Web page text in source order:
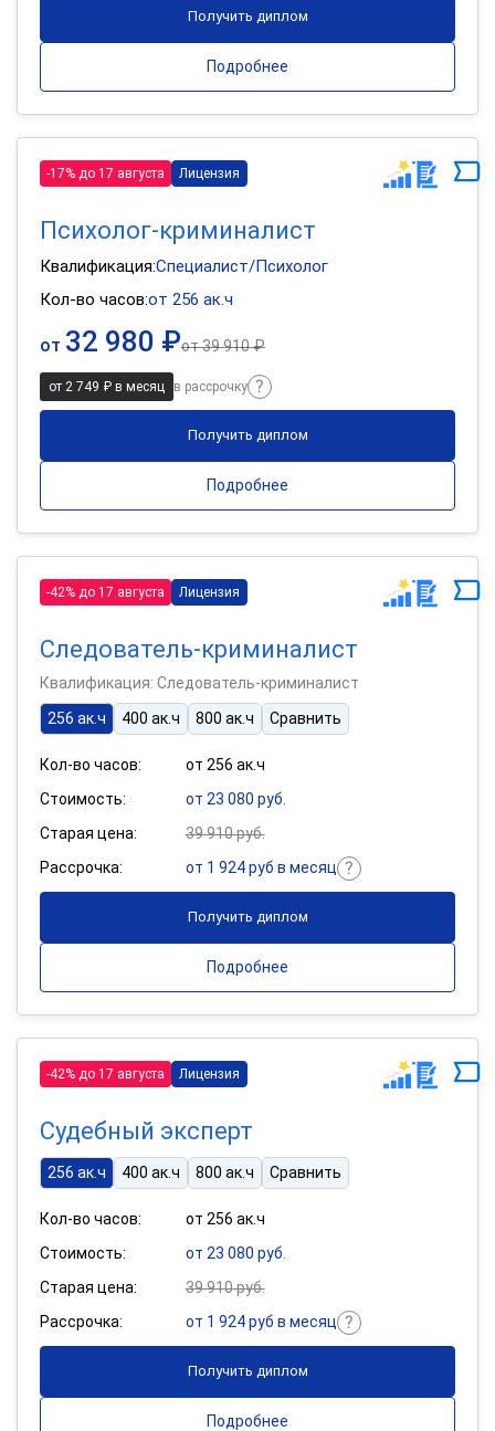
Получить диплом
Подробнее
-17% до 17 августа Лицензия
Психолог-криминалист
Квалификация:Специалист/Психолог
Кол-во часов:от 256 ак.ч
от 32 980 ₽от39 910 ₽
от 2 749 ₽ в месяц в рассрочку
Получить диплом
Подробнее
-42% до 17 августа Лицензия
Следователь-криминалист
Квалификация: Следователь-криминалист
256 ак.ч
400 ак.ч 800 ак.ч Сравнить
Кол-во часов:
от 256 ак.ч
Стоимость:
от 23 080 руб.
Старая цена:
39 910 руб.
Рассрочка:
от 1 924 руб в месяц
Получить диплом
Подробнее
-42% до 17 августа Лицензия
Судебный эксперт
256 ак.ч 400 ак.ч 800 ак.ч Сравнить
Кол-во часов:
от 256 ак.ч
Стоимость:
от 23 080 руб.
Старая цена:
39 910 руб.
Рассрочка:
от 1 924 руб в месяц
Получить диплом
Подробнее